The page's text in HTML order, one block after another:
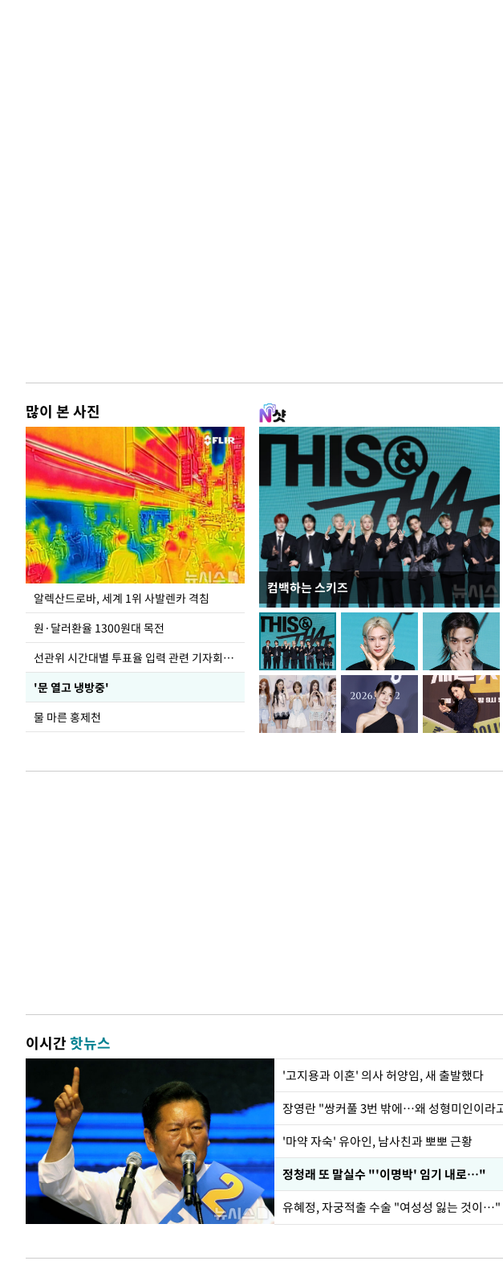
많이 본 사진
알렉산드로바, 세계 1위 사발렌카 격침
원·달러환율 1300원대 목전
선관위 시간대별 투표율 입력 관련 기자회견하는 주진우 의원
'문 열고 냉방중'
물 마른 홍제천
컴백하는 스키즈
극한 폭염에 바닥 드러난 홍제천…물고기 떼죽음
도
이시간핫뉴스
'고지용과 이혼' 의사 허양임, 새 출발했다
'마약 자숙' 유아인, 남사친과 뽀뽀 근황
정청래 또 말실수 "'이명박' 임기 내로…"
유혜정, 자궁적출 수술 "여성성 잃는 것이…"